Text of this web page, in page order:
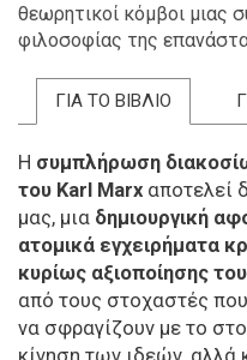
θεωρητικοί κόμβοι μιας
φιλοσοφίας της
ΓΙΑ ΤΟ ΒΙΒΛΙΟ
Η συμπλήρωση
του Karl Marx αποτελεί
μας, μια δημιουργική
ατομικά εγχειρήματα
κυρίως αξιοποίησης του
από τους στοχαστές
να σφραγίζουν με το
κίνηση των ιδεών, αλλά